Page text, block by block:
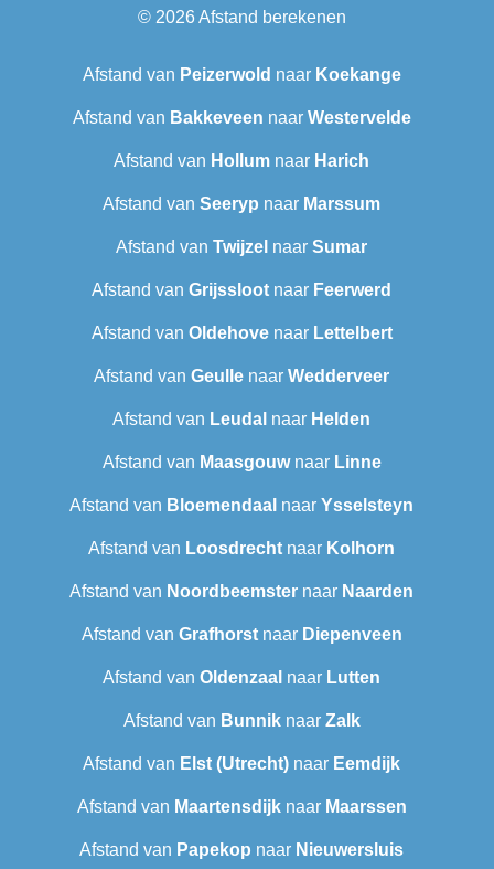
© 2026Afstand berekenen
Afstand van Peizerwold naar Koekange
Afstand van Bakkeveen naar Westervelde
Afstand van Hollum naar Harich
Afstand van Seeryp naar Marssum
Afstand van Twijzel naar Sumar
Afstand van Grijssloot naar Feerwerd
Afstand van Oldehovenaar Lettelbert
Afstand van Geulle naar Wedderveer
Afstand van Leudal‎ naar Helden
Afstand van Maasgouwnaar Linne
Afstand van Bloemendaal naar Ysselsteyn
Afstand van Loosdrecht naar Kolhorn
Afstand van Noordbeemster naar Naarden
Afstand van Grafhorstnaar Diepenveen
Afstand van Oldenzaal naar Lutten
Afstand van Bunniknaar Zalk
Afstand van Elst (Utrecht) naar Eemdijk
Afstand van Maartensdijknaar Maarssen
Afstand van Papekop naar Nieuwersluis